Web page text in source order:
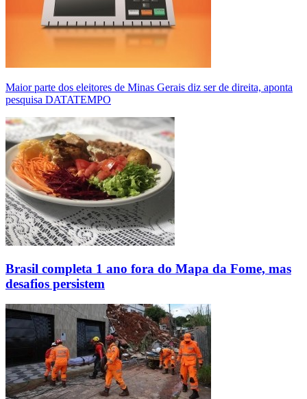
Maior parte dos eleitores de Minas Gerais diz ser de direita, aponta
pesquisa DATATEMPO
Brasil completa 1 ano fora do Mapa da Fome, mas
desafios persistem